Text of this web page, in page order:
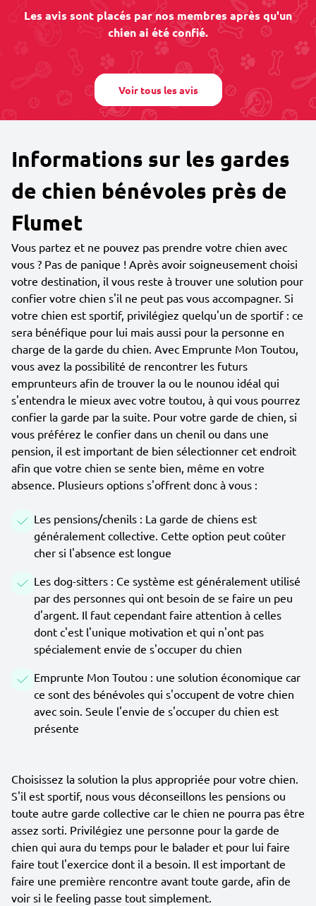
Les avis sont placés par nos membres après qu'un
chien ai été confié.
Voir tous les avis
Informations sur les gardes
de chien bénévoles près de
Flumet
Vous partez et ne pouvez pas prendre votre chien avec
vous ? Pas de panique ! Après avoir soigneusement choisi
votre destination, il vous reste à trouver une solution pour
confier votre chien s'il ne peut pas vous accompagner. Si
votre chien est sportif, privilégiez quelqu'un de sportif : ce
sera bénéfique pour lui mais aussi pour la personne en
charge de la garde du chien. Avec Emprunte Mon Toutou,
vous avez la possibilité de rencontrer les futurs
emprunteurs afin de trouver la ou le nounou idéal qui
s'entendra le mieux avec votre toutou, à qui vous pourrez
confier la garde par la suite. Pour votre garde de chien, si
vous préférez le confier dans un chenil ou dans une
pension, il est important de bien sélectionner cet endroit
afin que votre chien se sente bien, même en votre
absence. Plusieurs options s'offrent donc à vous :
Les pensions/chenils : La garde de chiens est
généralement collective. Cette option peut coûter
cher si l'absence est longue
Les dog-sitters : Ce système est généralement utilisé
par des personnes qui ont besoin de se faire un peu
d'argent. Il faut cependant faire attention à celles
dont c'est l'unique motivation et qui n'ont pas
spécialement envie de s'occuper du chien
Emprunte Mon Toutou : une solution économique car
ce sont des bénévoles qui s'occupent de votre chien
avec soin. Seule l'envie de s'occuper du chien est
présente
Choisissez la solution la plus appropriée pour votre chien.
S'il est sportif, nous vous déconseillons les pensions ou
toute autre garde collective car le chien ne pourra pas être
assez sorti. Privilégiez une personne pour la garde de
chien qui aura du temps pour le balader et pour lui faire
faire tout l'exercice dont il a besoin. Il est important de
faire une première rencontre avant toute garde, afin de
voir si le feeling passe tout simplement.